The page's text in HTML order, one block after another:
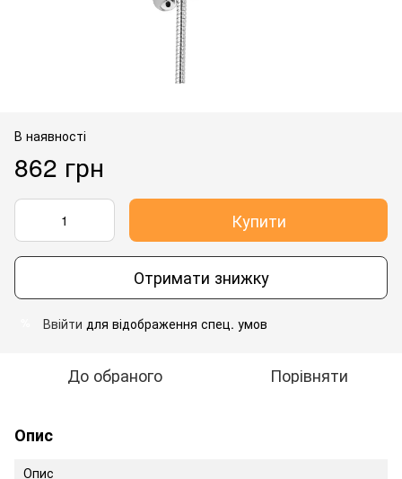
В наявності
862 грн
Купити
Отримати знижку
Ввійти для відображення спец. умов
До обраного Порівняти
Опис
Опис